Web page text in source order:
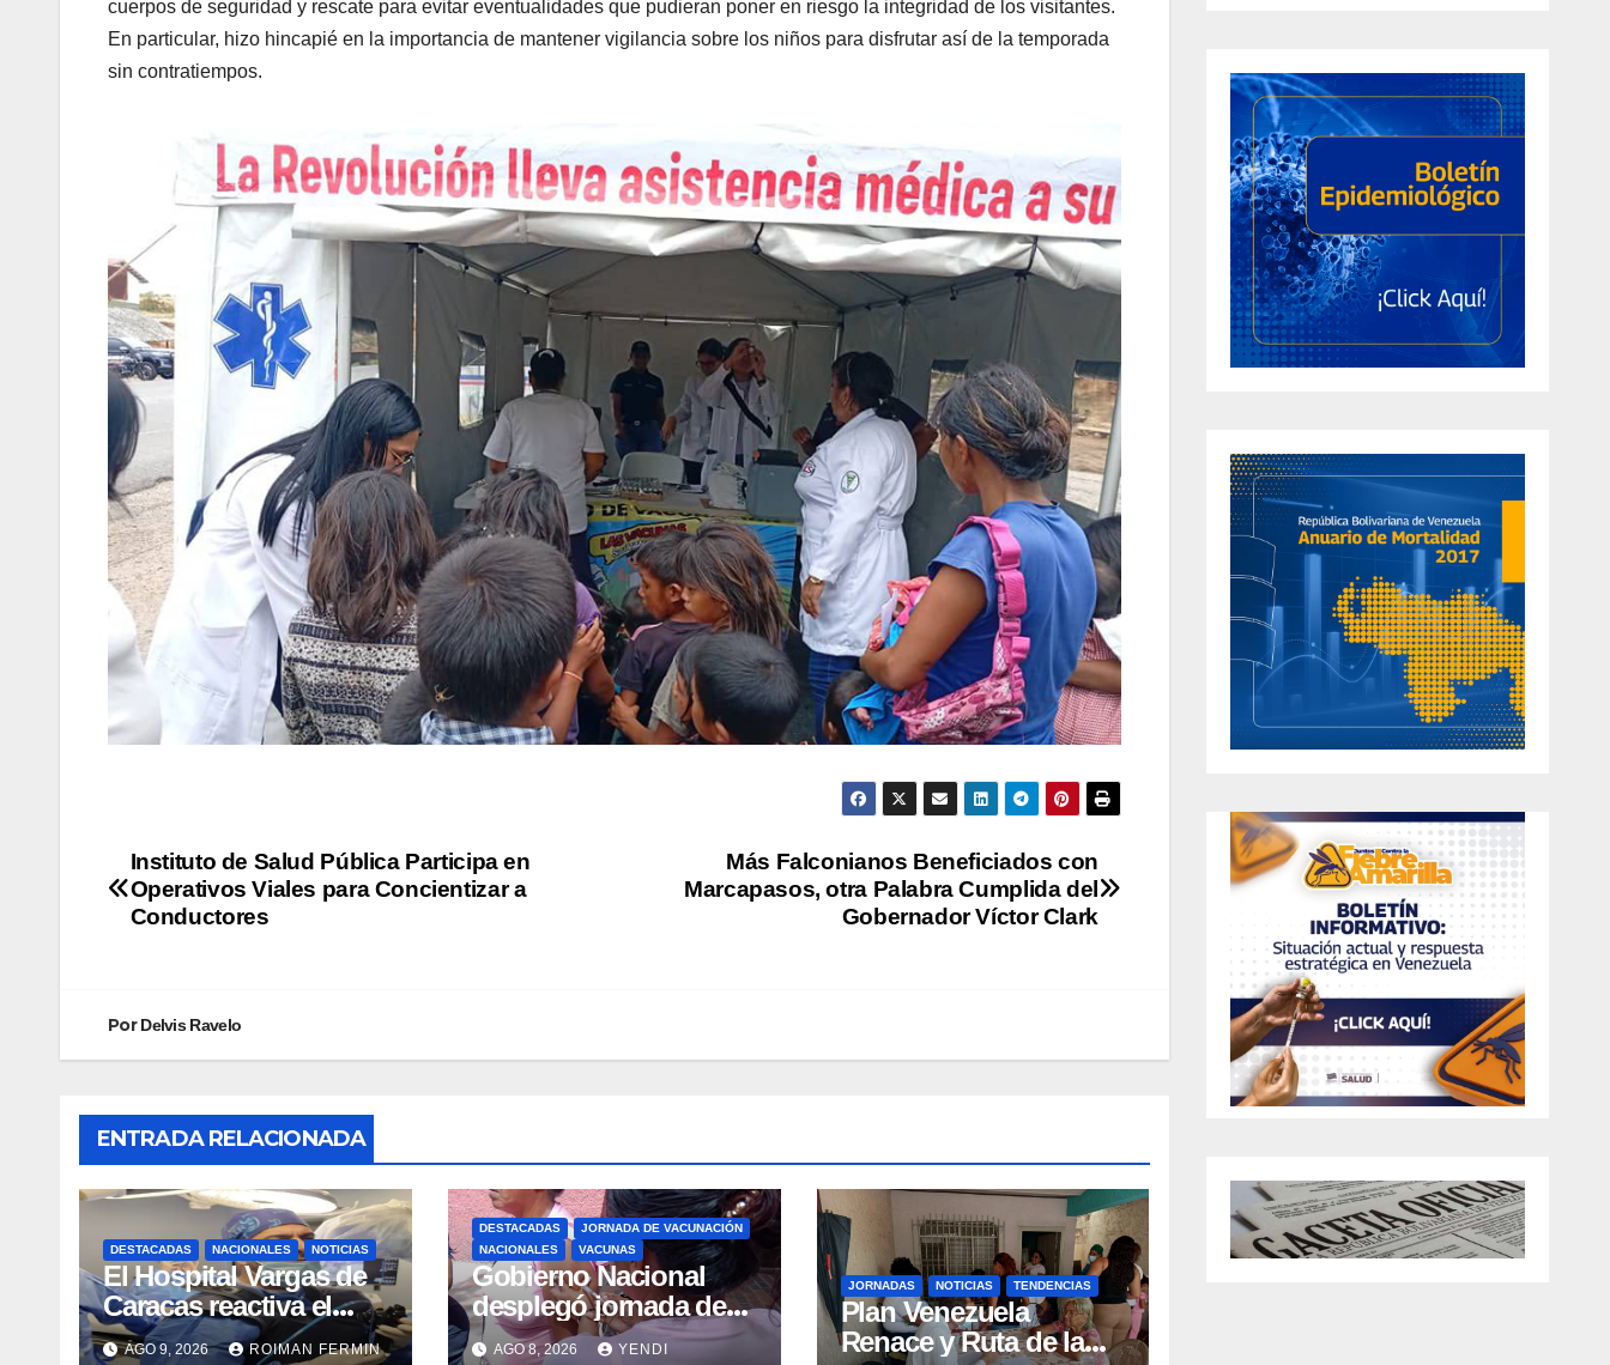
cuerpos de seguridad y rescate para evitar eventualidades que pudieran poner en riesgo la integridad de los visitantes.
En particular, hizo hincapié en la importancia de mantener vigilancia sobre los niños para disfrutar así de la temporada
sin contratiempos.
Más Falconianos Beneficiados con
Marcapasos, otra Palabra Cumplida del
Gobernador Víctor Clark
Instituto de Salud Pública Participa en
Operativos Viales para Concientizar a
Conductores
PorDelvis Ravelo
ENTRADA RELACIONADA
DESTACADAS NACIONALES NOTICIAS
El Hospital Vargas de
Caracas reactiva el
servicio de
AGO 9, 2026 ROIMAN FERMIN
DESTACADAS
JORNADA DE VACUNACIÓN
NACIONALES
VACUNAS
Gobierno Nacional
desplegó jornada de
vacunación en La
AGO 8, 2026 YENDI
JORNADAS NOTICIAS TENDENCIAS
Plan Venezuela
Renace y Ruta de la